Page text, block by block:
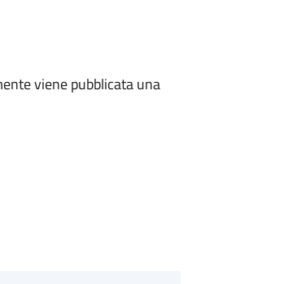
viene pubblicata una